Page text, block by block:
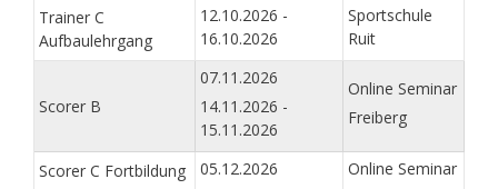
Trainer C
Aufbaulehrgang
12.10.2026 -
16.10.2026
Sportschule
Ruit
Scorer B
07.11.2026
14.11.2026 -
15.11.2026
Online Seminar
Freiberg
Scorer C Fortbildung 05.12.2026 Online Seminar